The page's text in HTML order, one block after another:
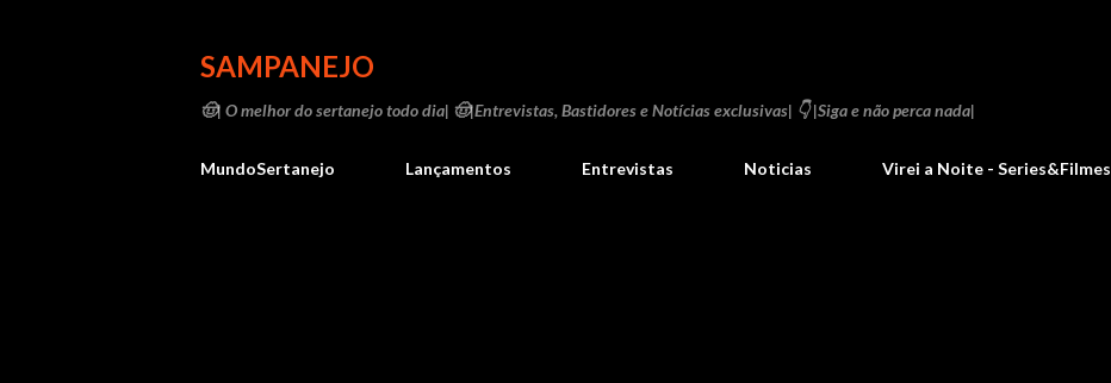
SAMPANEJO
🤠| O melhor do sertanejo todo dia| 🤠|Entrevistas, Bastidores e Notícias exclusivas| 👇 |Siga e não perca nada|
MundoSertanejo Lançamentos Entrevistas Noticias Virei a Noite - Series&Filmes